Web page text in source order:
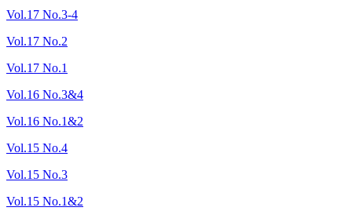
Vol.17 No.3-4
Vol.17 No.2
Vol.17 No.1
Vol.16 No.3&4
Vol.16 No.1&2
Vol.15 No.4
Vol.15 No.3
Vol.15 No.1&2